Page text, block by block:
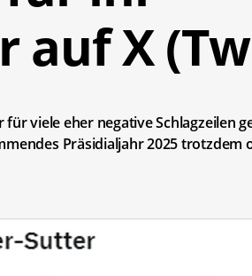
auf X
für viele eher negative Schlagzeilen
Präsidialjahr 2025 trotzdem